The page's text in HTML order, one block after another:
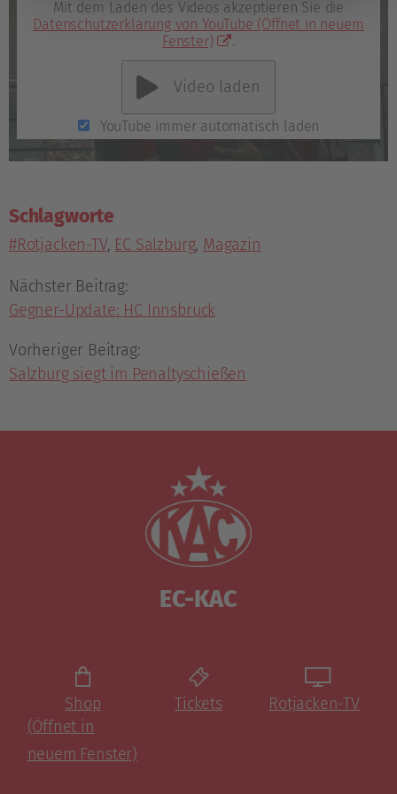
Mit dem Laden des Videos akzeptieren Sie die
Datenschutzerklärung von YouTube (Öffnet in neuem
Fenster)
.
Video laden
YouTube immer automatisch laden
Schlagworte
#Rotjacken-TV, EC Salzburg, Magazin
Nächster Beitrag:
Gegner-Update: HC Innsbruck
Vorheriger Beitrag:
Salzburg siegt im Penaltyschießen
EC-KAC
Shop
(Öffnet in
neuem Fenster)
Tickets Rotjacken-TV